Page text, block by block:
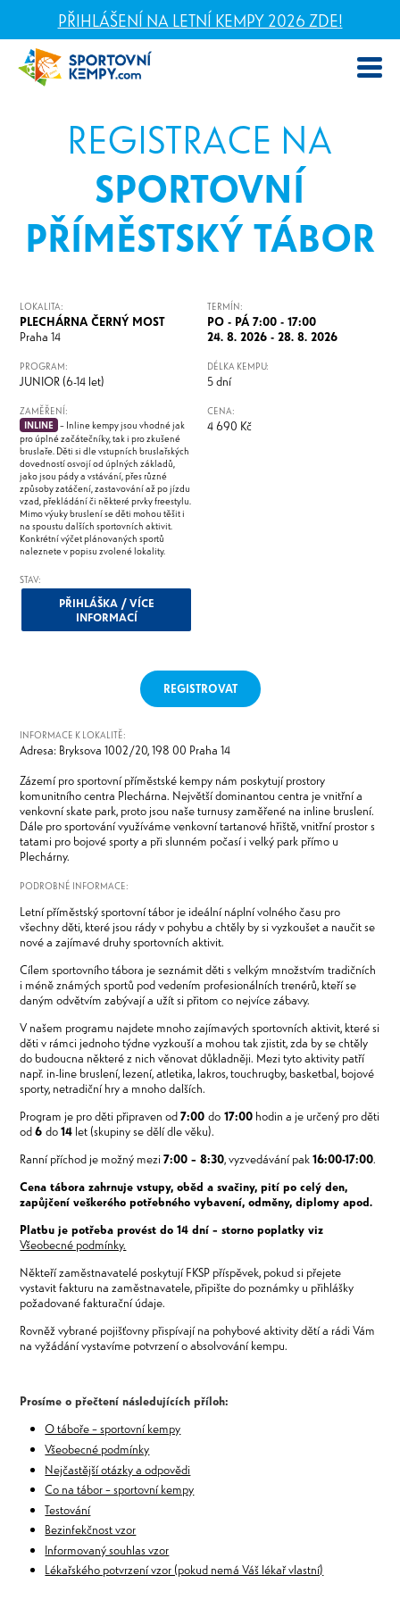
PŘIHLÁŠENÍ NA LETNÍ KEMPY 2026 ZDE!
REGISTRACE NA
SPORTOVNÍ
PŘÍMĚSTSKÝ TÁBOR
LOKALITA:
PLECHÁRNA ČERNÝ MOST
Praha 14
PROGRAM:
JUNIOR (6-14 let)
ZAMĚŘENÍ:
INLINE
– Inline kempy jsou vhodné jak
pro úplné začátečníky, tak i pro zkušené
bruslaře. Děti si dle vstupních bruslařských
dovedností osvojí od úplných základů,
jako jsou pády a vstávání, přes různé
způsoby zatáčení, zastavování až po jízdu
vzad, překládání či některé prvky freestylu.
Mimo výuky bruslení se děti mohou těšit i
na spoustu dalších sportovních aktivit.
Konkrétní výčet plánovaných sportů
naleznete v popisu zvolené lokality.
STAV:
PŘIHLÁŠKA / VÍCE
INFORMACÍ
TERMÍN:
PO - PÁ 7:00 - 17:00
24. 8. 2026 - 28. 8. 2026
DÉLKA KEMPU:
5 dní
CENA:
4 690 Kč
REGISTROVAT
INFORMACE K LOKALITĚ:
Adresa: Bryksova 1002/20, 198 00 Praha 14
Zázemí pro sportovní příměstské kempy nám poskytují prostory
komunitního centra Plechárna. Největší dominantou centra je vnitřní a
venkovní skate park, proto jsou naše turnusy zaměřené na inline bruslení.
Dále pro sportování využíváme venkovní tartanové hřiště, vnitřní prostor s
tatami pro bojové sporty a při slunném počasí i velký park přímo u
Plechárny.
PODROBNÉ INFORMACE:
Letní příměstský sportovní tábor je ideální náplní volného času pro
všechny děti, které jsou rády v pohybu a chtěly by si vyzkoušet a naučit se
nové a zajímavé druhy sportovních aktivit.
Cílem sportovního tábora je seznámit děti s velkým množstvím tradičních
i méně známých sportů pod vedením profesionálních trenérů, kteří se
daným odvětvím zabývají a užít si přitom co nejvíce zábavy.
V našem programu najdete mnoho zajímavých sportovních aktivit, které si
děti v rámci jednoho týdne vyzkouší a mohou tak zjistit, zda by se chtěly
do budoucna některé z nich věnovat důkladněji. Mezi tyto aktivity patří
např. in-line bruslení, lezení, atletika, lakros, touchrugby, basketbal, bojové
sporty, netradiční hry a mnoho dalších.
Program je pro děti připraven od7:00do 17:00 hodin a je určený pro děti
od6do14 let (skupiny se dělí dle věku).
Ranní příchod je možný mezi7:00 – 8:30, vyzvedávání pak16:00-17:00.
Cena tábora zahrnuje vstupy, oběd a svačiny, pití po celý den,
zapůjčení veškerého potřebného vybavení, odměny, diplomy apod.
Platbu je potřeba provést do 14 dní – storno poplatky viz
Všeobecné podmínky.
Někteří zaměstnavatelé poskytují FKSP příspěvek, pokud si přejete
vystavit fakturu na zaměstnavatele, připište do poznámky u přihlášky
požadované fakturační údaje.
Rovněž vybrané pojišťovny přispívají na pohybové aktivity dětí a rádi Vám
na vyžádání vystavíme potvrzení o absolvování kempu.
Prosíme o přečtení následujících příloh:
O táboře – sportovní kempy
Všeobecné podmínky
Nejčastější otázky a odpovědi
Co na tábor – sportovní kempy
Testování
Bezinfekčnost vzor
Informovaný souhlas vzor
Lékařského potvrzení vzor (pokud nemá Váš lékař vlastní)